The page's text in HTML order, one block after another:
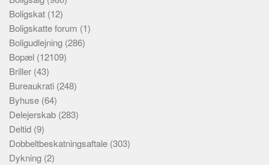
Boligskat (12)
Boligskatte forum (1)
Boligudlejning (286)
Bopæl (12109)
Briller (43)
Bureaukrati (248)
Byhuse (64)
Delejerskab (283)
Deltid (9)
Dobbeltbeskatningsaftale (303)
Dykning (2)